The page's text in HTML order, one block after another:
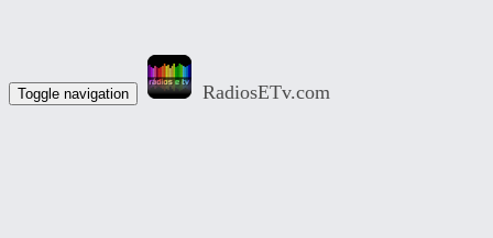
Toggle navigation RadiosETv.com